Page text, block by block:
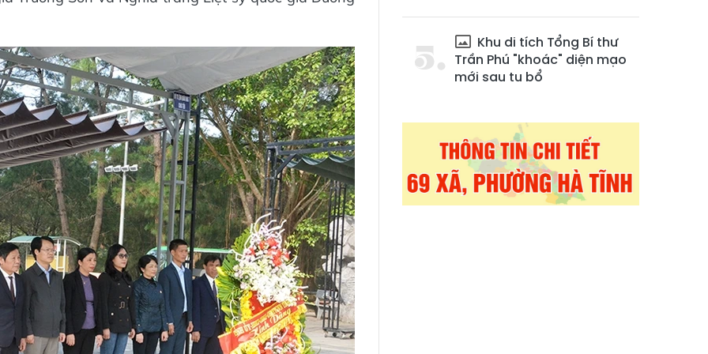
Khu di tích Tổng Bí thư
Trần Phú "khoác" diện mạo
mới sau tu bổ